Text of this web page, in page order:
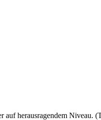
auf herausragendem Niveau.